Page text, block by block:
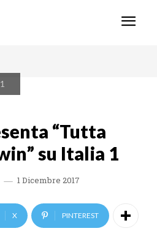
“Tutta
su Italia 1
1 Dicembre 2017
X PINTEREST